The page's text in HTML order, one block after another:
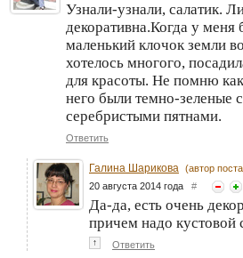
Узнали-узнали, салатик.
декоративна.Когда у меня
маленький клочок земли
хотелось многого,
для красоты. Не помню
него были темно-зеленые
серебристыми пятнами.
Ответить
Галина Шарикова (автор
20 августа 2014 года #
Да-да, есть очень
причем надо кустовой
↑ Ответить